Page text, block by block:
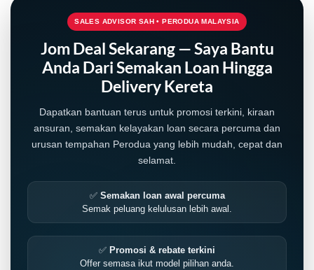
SALES ADVISOR SAH • PERODUA MALAYSIA
Jom Deal Sekarang — Saya Bantu
Anda Dari Semakan Loan Hingga
Delivery Kereta
Dapatkan bantuan terus untuk promosi terkini, kiraan
ansuran, semakan kelayakan loan secara percuma dan
urusan tempahan Perodua yang lebih mudah, cepat dan
selamat.
✅ Semakan loan awal percuma
Semak peluang kelulusan lebih awal.
✅ Promosi & rebate terkini
Offer semasa ikut model pilihan anda.